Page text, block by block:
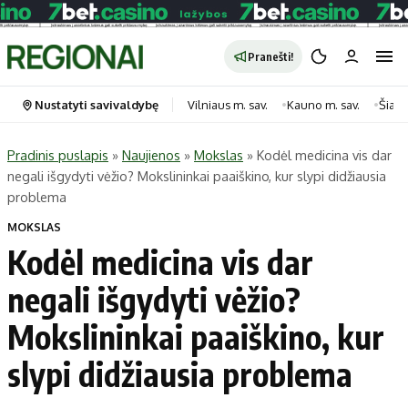
Pranešti!
Portalas
Naujausi
Regionai
Lietuva
Pasaulis
Politika
Kategorijos
Horoskopai
Laisvalaikis
Maistas
Sveikata
Technologijos
Nustatyti savivaldybę Vilniaus m. sav. Kauno m. sav.
Pradinis puslapis » Naujienos » Mokslas » Kodėl medicina vis dar
negali išgydyti vėžio? Mokslininkai paaiškino, kur slypi didžiausia
problema
MOKSLAS
Kodėl medicina vis dar
negali išgydyti vėžio?
Mokslininkai paaiškino, kur
slypi didžiausia problema